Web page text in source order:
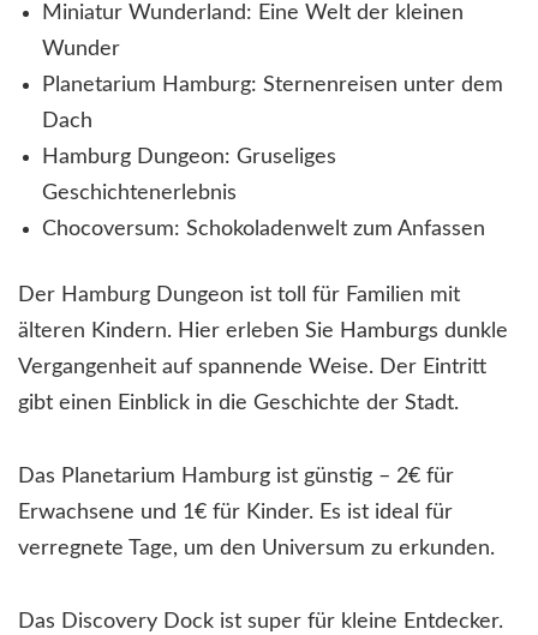
Miniatur Wunderland: Eine Welt der kleinen
Wunder
Planetarium Hamburg: Sternenreisen unter dem
Dach
Hamburg Dungeon: Gruseliges
Geschichtenerlebnis
Chocoversum: Schokoladenwelt zum Anfassen
Der Hamburg Dungeon ist toll für Familien mit
älteren Kindern. Hier erleben Sie Hamburgs dunkle
Vergangenheit auf spannende Weise. Der Eintritt
gibt einen Einblick in die Geschichte der Stadt.
Das Planetarium Hamburg ist günstig – 2€ für
Erwachsene und 1€ für Kinder. Es ist ideal für
verregnete Tage, um den Universum zu erkunden.
Das Discovery Dock ist super für kleine Entdecker.